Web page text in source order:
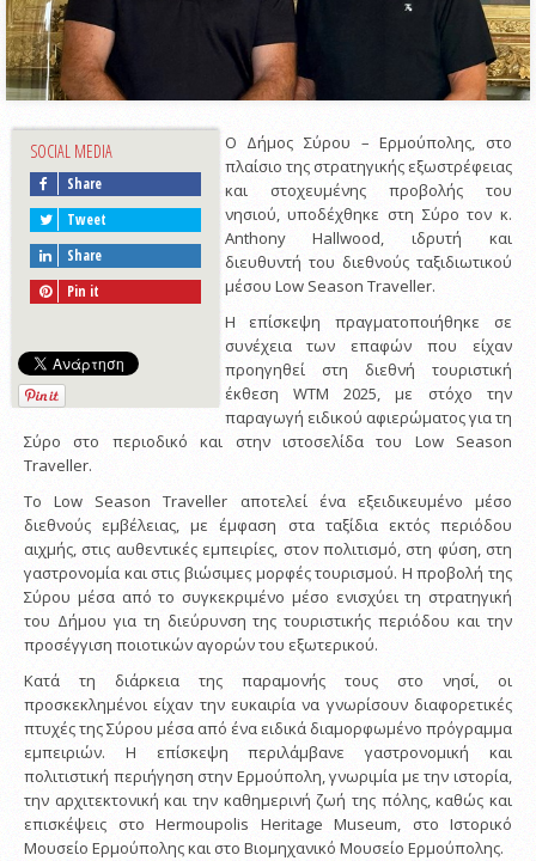
SOCIAL MEDIA
Share
Tweet
Share
Pin it
Ο Δήμος Σύρου – Ερμούπολης, στο
πλαίσιο της στρατηγικής εξωστρέφειας
και στοχευμένης προβολής του
νησιού, υποδέχθηκε στη Σύρο τον κ.
Anthony Hallwood, ιδρυτή και
διευθυντή του διεθνούς ταξιδιωτικού
μέσου Low Season Traveller.
Η επίσκεψη πραγματοποιήθηκε σε
συνέχεια των επαφών που είχαν
προηγηθεί στη διεθνή τουριστική
έκθεση WTM 2025, με στόχο την
παραγωγή ειδικού αφιερώματος για τη
Σύρο στο περιοδικό και στην ιστοσελίδα του Low Season
Traveller.
Το Low Season Traveller αποτελεί ένα εξειδικευμένο μέσο
διεθνούς εμβέλειας, με έμφαση στα ταξίδια εκτός περιόδου
αιχμής, στις αυθεντικές εμπειρίες, στον πολιτισμό, στη φύση, στη
γαστρονομία και στις βιώσιμες μορφές τουρισμού. Η προβολή της
Σύρου μέσα από το συγκεκριμένο μέσο ενισχύει τη στρατηγική
του Δήμου για τη διεύρυνση της τουριστικής περιόδου και την
προσέγγιση ποιοτικών αγορών του εξωτερικού.
Κατά τη διάρκεια της παραμονής τους στο νησί, οι
προσκεκλημένοι είχαν την ευκαιρία να γνωρίσουν διαφορετικές
πτυχές της Σύρου μέσα από ένα ειδικά διαμορφωμένο πρόγραμμα
εμπειριών. Η επίσκεψη περιλάμβανε γαστρονομική και
πολιτιστική περιήγηση στην Ερμούπολη, γνωριμία με την ιστορία,
την αρχιτεκτονική και την καθημερινή ζωή της πόλης, καθώς και
επισκέψεις στο Hermoupolis Heritage Museum, στο Ιστορικό
Μουσείο Ερμούπολης και στο Βιομηχανικό Μουσείο Ερμούπολης.